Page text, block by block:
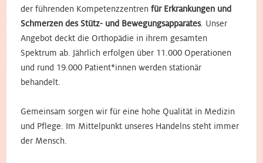
der führenden Kompetenzzentren für Erkrankungen und
Schmerzen des Stütz- und Bewegungsapparates. Unser
Angebot deckt die Orthopädie in ihrem gesamten
Spektrum ab. Jährlich erfolgen über 11.000 Operationen
und rund 19.000 Patient*innen werden stationär
behandelt.
Gemeinsam sorgen wir für eine hohe Qualität in Medizin
und Pflege. Im Mittelpunkt unseres Handelns steht immer
der Mensch.